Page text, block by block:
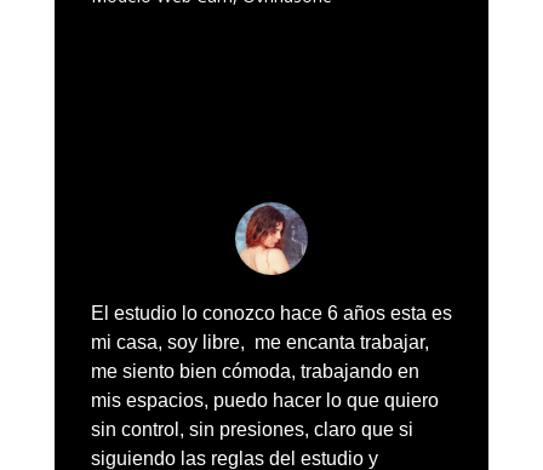
El estudio lo conozco hace 6 años esta es
mi casa, soy libre, me encanta trabajar,
me siento bien cómoda, trabajando en
mis espacios, puedo hacer lo que quiero
sin control, sin presiones, claro que si
siguiendo las reglas del estudio y